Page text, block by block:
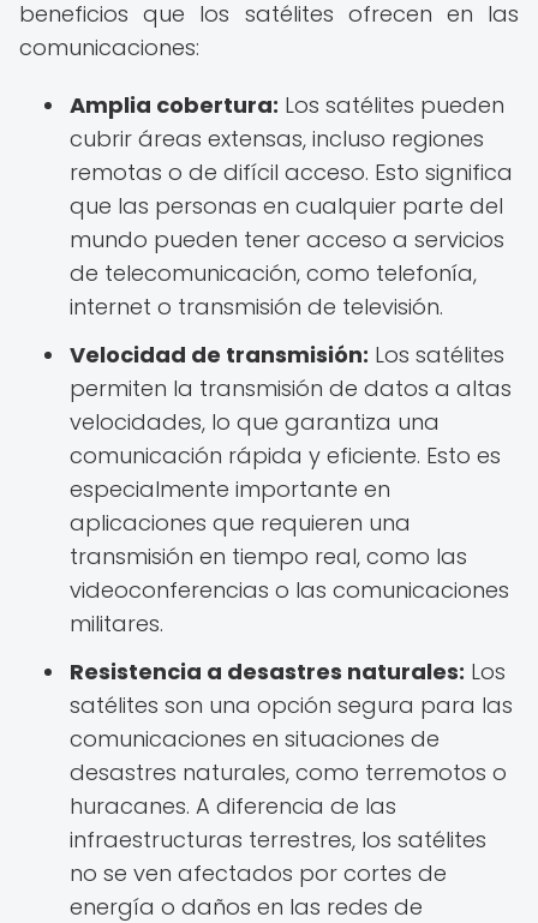
beneficios que los satélites ofrecen en las
comunicaciones:
Amplia cobertura: Los satélites pueden
cubrir áreas extensas, incluso regiones
remotas o de difícil acceso. Esto significa
que las personas en cualquier parte del
mundo pueden tener acceso a servicios
de telecomunicación, como telefonía,
internet o transmisión de televisión.
Velocidad de transmisión: Los satélites
permiten la transmisión de datos a altas
velocidades, lo que garantiza una
comunicación rápida y eficiente. Esto es
especialmente importante en
aplicaciones que requieren una
transmisión en tiempo real, como las
videoconferencias o las comunicaciones
militares.
Resistencia a desastres naturales: Los
satélites son una opción segura para las
comunicaciones en situaciones de
desastres naturales, como terremotos o
huracanes. A diferencia de las
infraestructuras terrestres, los satélites
no se ven afectados por cortes de
energía o daños en las redes de